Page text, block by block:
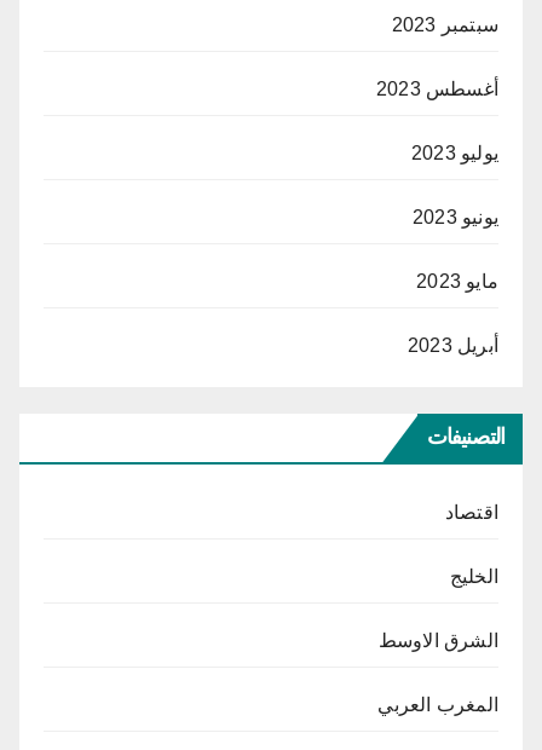
سبتمبر 2023
أغسطس 2023
يوليو 2023
يونيو 2023
مايو 2023
أبريل 2023
التصنيفات
اقتصاد
الخليج
الشرق الاوسط
المغرب العربي